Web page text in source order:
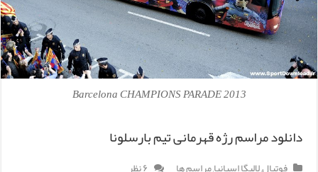
2013 Barcelona CHAMPIONS PARADE
دانلود مراسم رژه قهرمانی تیم بارسلونا
فوتبال,لالیگا اسپانیا,مراسم ها ۶ نظر